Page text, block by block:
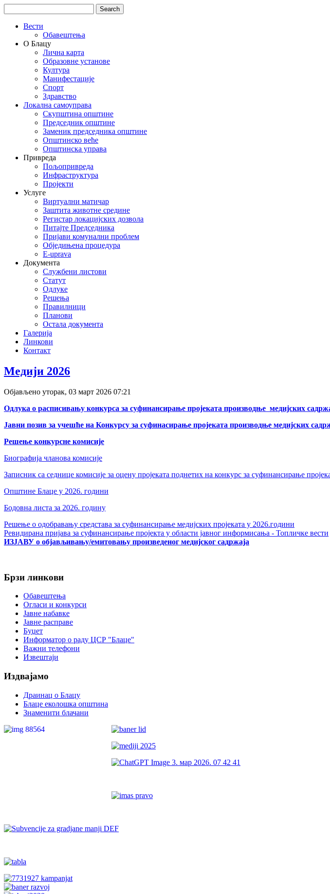
Вести
Обавештења
О Блацу
Лична карта
Образовне установе
Култура
Манифестације
Спорт
Здравство
Локална самоуправа
Скупштина општине
Председник општине
Заменик председника општине
Општинско веће
Општинска управа
Привреда
Пољопривреда
Инфраструктура
Пројекти
Услуге
Виртуални матичар
Заштита животне средине
Регистар локацијских дозвола
Питајте Председника
Пријави комунални проблем
Обједињена процедура
E-uprava
Документа
Службени листови
Статут
Одлуке
Решења
Правилници
Планови
Остала документа
Галерија
Линкови
Контакт
deneme
veren
deneme
deneme
veren
siteler
2024
bonusu
veren
bahis
siteleri
veren
bahis
siteleri
yeni
deneme
bonusu
veren
casino
siteleri
Yeni
Bonus
Veren
Медији 2026
Објављено уторак, 03 март 2026 07:21
Одлука о расписивању конкурса за суфинансирање пројеката производње медијских
Јавни позив за учешће на Конкурсу за суфинасирање пројеката производње медијских
Решење конкурсне комисије
Биографија чланова комисије
Записник са седнице комисије за оцену пројеката поднетих на конкурс за суфинансирање
Општине Блаце у 2026. години
Бодовна листа за 2026. годину
Решење о одобравању средстава за суфинансирање медијских пројеката у 2026.години
Ревидирана пријава за суфинансирање пројекта у области јавног информисањa - Топличке вести
ИЗЈАВУ о објављивању/емитовању произведеног медијског садржаја
Брзи линкови
Обавештења
Огласи и конкурси
Јавне набавке
Јавне расправе
Буџет
Информатор о раду ЦСР "Блаце"
Важни телефони
Извештаји
Издвајамо
Драинац о Блацу
Блаце еколошка општина
Знаменити блачани